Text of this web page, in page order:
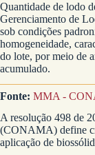
Quantidade de lodo
Gerenciamento de
sob condições
homogeneidade,
do lote, por meio de
acumulado.
Fonte: MMA -
A resolução 498 de
(CONAMA) define
aplicação de